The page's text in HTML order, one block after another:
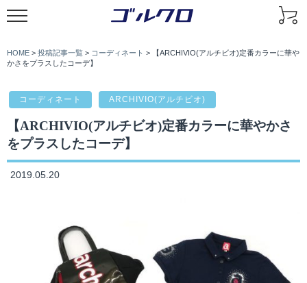
HOME > 投稿記事一覧 > コーディネート >
【ARCHIVIO(アルチビオ)定番カラーに華や
かさをプラスしたコーデ】
コーディネート ARCHIVIO(アルチビオ)
【ARCHIVIO(アルチビオ)定番カラーに華やかさ
をプラスしたコーデ】
2019.05.20